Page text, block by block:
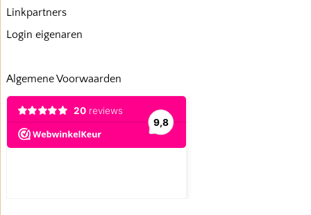
Linkpartners
Login eigenaren
Algemene Voorwaarden